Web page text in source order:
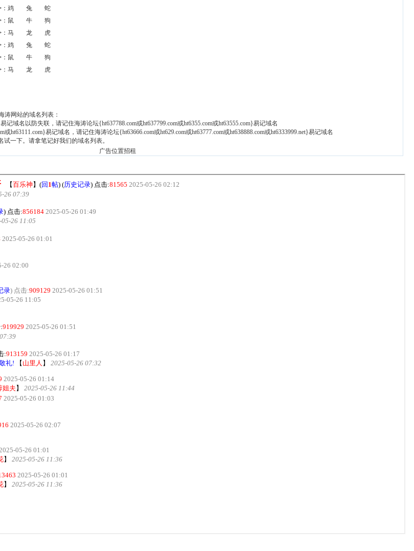
<琴>：鸡 兔 蛇
<棋>：鼠 牛 狗
<书>：马 龙 虎
<琴>：鸡 兔 蛇
<棋>：鼠 牛 狗
<书>：马 龙 虎
涛网站的域名列表：
记域名以防失联，请记住海涛论坛{ht637788.com或ht637799.com或ht6355.com或ht63555.com}易记域名
或ht63111.com}易记域名，请记住海涛论坛{ht63666.com或ht629.com或ht63777.com或ht638888.com或ht6333999.net}易记域名
一下。请拿笔记好我们的域名列表。
广告位置招租